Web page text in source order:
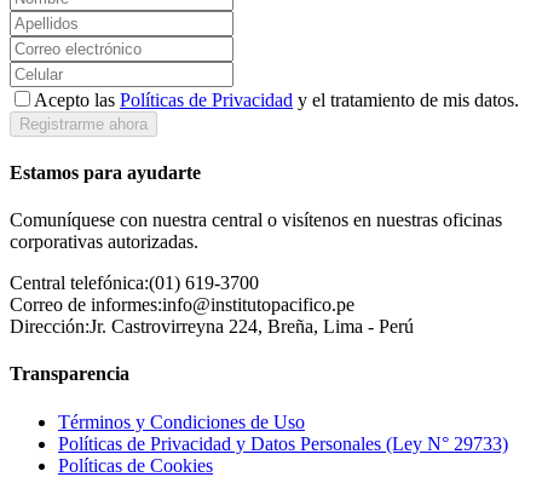
Acepto las Políticas de Privacidad y el tratamiento de mis datos.
Registrarme ahora
Estamos para ayudarte
Comuníquese con nuestra central o visítenos en nuestras oficinas
corporativas autorizadas.
Central telefónica:(01) 619-3700
Correo de informes:info@institutopacifico.pe
Dirección:Jr. Castrovirreyna 224, Breña, Lima - Perú
Transparencia
Términos y Condiciones de Uso
Políticas de Privacidad y Datos Personales (Ley N° 29733)
Políticas de Cookies